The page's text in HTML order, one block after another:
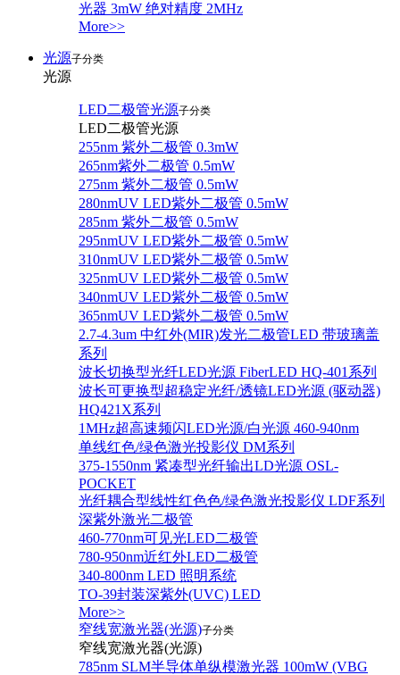
光器 3mW 绝对精度 2MHz
More>>
光源子分类
光源
LED二极管光源子分类
LED二极管光源
255nm 紫外二极管 0.3mW
265nm紫外二极管 0.5mW
275nm 紫外二极管 0.5mW
280nmUV LED紫外二极管 0.5mW
285nm 紫外二极管 0.5mW
295nmUV LED紫外二极管 0.5mW
310nmUV LED紫外二极管 0.5mW
325nmUV LED紫外二极管 0.5mW
340nmUV LED紫外二极管 0.5mW
365nmUV LED紫外二极管 0.5mW
2.7-4.3um 中红外(MIR)发光二极管LED 带玻璃盖
系列
波长切换型光纤LED光源 FiberLED HQ-401系列
波长可更换型超稳定光纤/透镜LED光源 (驱动器)
HQ421X系列
1MHz超高速频闪LED光源/白光源 460-940nm
单线红色/绿色激光投影仪 DM系列
375-1550nm 紧凑型光纤输出LD光源 OSL-
POCKET
光纤耦合型线性红色色/绿色激光投影仪 LDF系列
深紫外激光二极管
460-770nm可见光LED二极管
780-950nm近红外LED二极管
340-800nm LED 照明系统
TO-39封装深紫外(UVC) LED
More>>
窄线宽激光器(光源)子分类
窄线宽激光器(光源)
785nm SLM半导体单纵模激光器 100mW (VBG